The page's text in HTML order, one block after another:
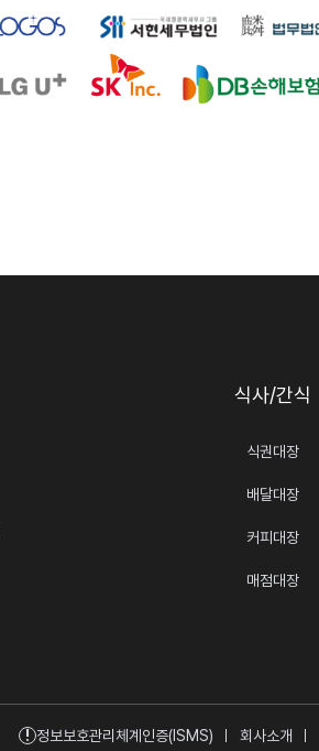
식사/간식
식권대장
배달대장
커피대장
매점대장
! 정보보호관리체계인증(ISMS) 회사소개